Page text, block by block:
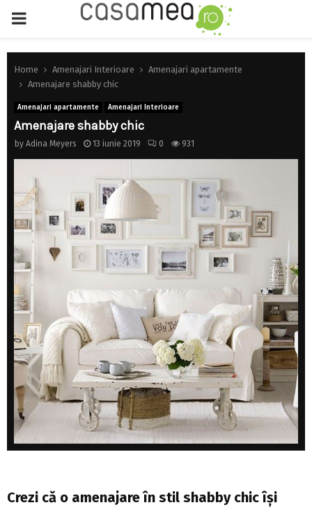
PRIMARY
MENU
Home Amenajari Interioare
Amenajari apartamente
Amenajare shabby chic
Amenajari apartamente Amenajari Interioare
Amenajare shabby chic
by Adina Meyers 13 iunie 2019 0 931
Crezi că o amenajare în stil shabby chic își